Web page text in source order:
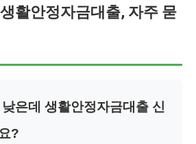
활안정자금대출, 자주 묻
은데 생활안정자금대출 신
?